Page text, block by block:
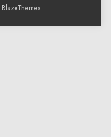
BlazeThemes.